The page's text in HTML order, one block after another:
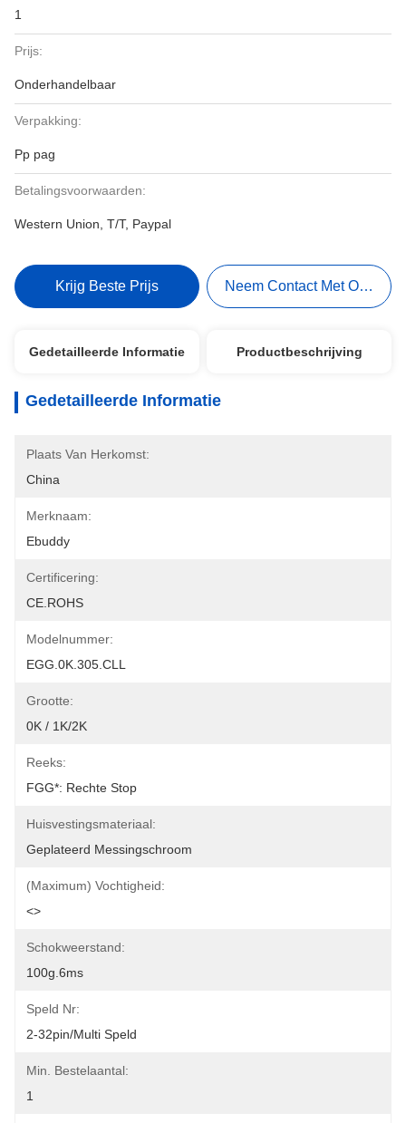
1
Prijs:
Onderhandelbaar
Verpakking:
Pp pag
Betalingsvoorwaarden:
Western Union, T/T, Paypal
Krijg Beste Prijs Neem Contact Met Ons Op
Gedetailleerde Informatie Productbeschrijving
Gedetailleerde Informatie
Plaats Van Herkomst:
China
Merknaam:
Ebuddy
Certificering:
CE.ROHS
Modelnummer:
EGG.0K.305.CLL
Grootte:
0K / 1K/2K
Reeks:
FGG*: Rechte Stop
Huisvestingsmateriaal:
Geplateerd Messingschroom
(Maximum) Vochtigheid:
<>
Schokweerstand:
100g.6ms
Speld Nr:
2-32pin/Multi Speld
Min. Bestelaantal:
1